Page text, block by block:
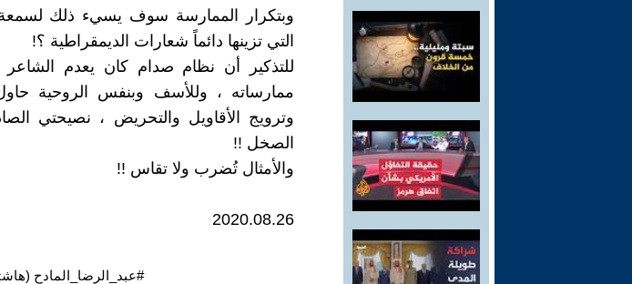
وبتكرار الممارسة سوف يسيء ذلك
التي تزينها دائماً شعارات الديمقراطية ؟!
للتذكير أن نظام صدام كان يعدم
ممارساته ، وللأسف وبنفس الروحية
وترويج الأقاويل والتحريض ، نصيحتي
الصخل !!
والأمثال تُضرب ولا تقاس !!
2020.08.26
#عبد_الرضا_المادح